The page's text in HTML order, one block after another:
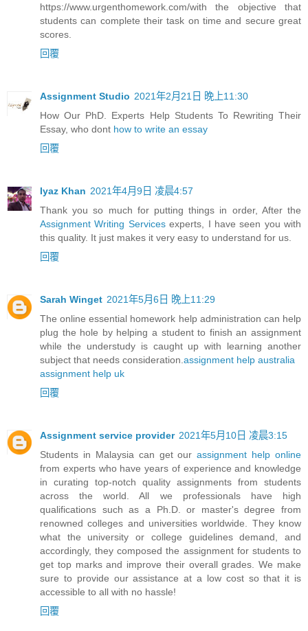
https://www.urgenthomework.com/with the objective that
students can complete their task on time and secure great
scores.
回覆
Assignment Studio 2021年2月21日 晚上11:30
How Our PhD. Experts Help Students To Rewriting Their
Essay, who dont how to write an essay
回覆
Iyaz Khan 2021年4月9日 凌晨4:57
Thank you so much for putting things in order, After the
Assignment Writing Servicesexperts, I have seen you with
this quality. It just makes it very easy to understand for us.
回覆
Sarah Winget 2021年5月6日 晚上11:29
The online essential homework help administration can help
plug the hole by helping a student to finish an assignment
while the understudy is caught up with learning another
subject that needs consideration. assignment help australia
assignment help uk
回覆
Assignment service provider 2021年5月10日 凌晨3:15
Students in Malaysia can get ourassignment help online
from experts who have years of experience and knowledge
in curating top-notch quality assignments from students
across the world. All we professionals have high
qualifications such as a Ph.D. or master's degree from
renowned colleges and universities worldwide. They know
what the university or college guidelines demand, and
accordingly, they composed the assignment for students to
get top marks and improve their overall grades. We make
sure to provide our assistance at a low cost so that it is
accessible to all with no hassle!
回覆